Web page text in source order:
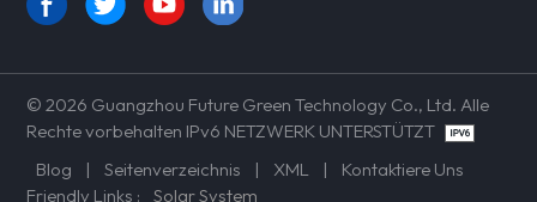
© 2026 Guangzhou Future Green Technology Co., Ltd. Alle
Rechte vorbehalten IPv6 NETZWERK UNTERSTÜTZT
Blog
| Seitenverzeichnis | XML |
Kontaktiere Uns
Friendly Links :
Solar System